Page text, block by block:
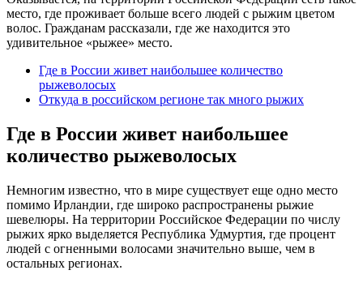
место, где проживает больше всего людей с рыжим цветом
волос. Гражданам рассказали, где же находится это
удивительное «рыжее» место.
Где в России живет наибольшее количество
рыжеволосых
Откуда в российском регионе так много рыжих
Где в России живет наибольшее
количество рыжеволосых
Немногим известно, что в мире существует еще одно место
помимо Ирландии, где широко распространены рыжие
шевелюры. На территории Российское Федерации по числу
рыжих ярко выделяется Республика Удмуртия, где процент
людей с огненными волосами значительно выше, чем в
остальных регионах.